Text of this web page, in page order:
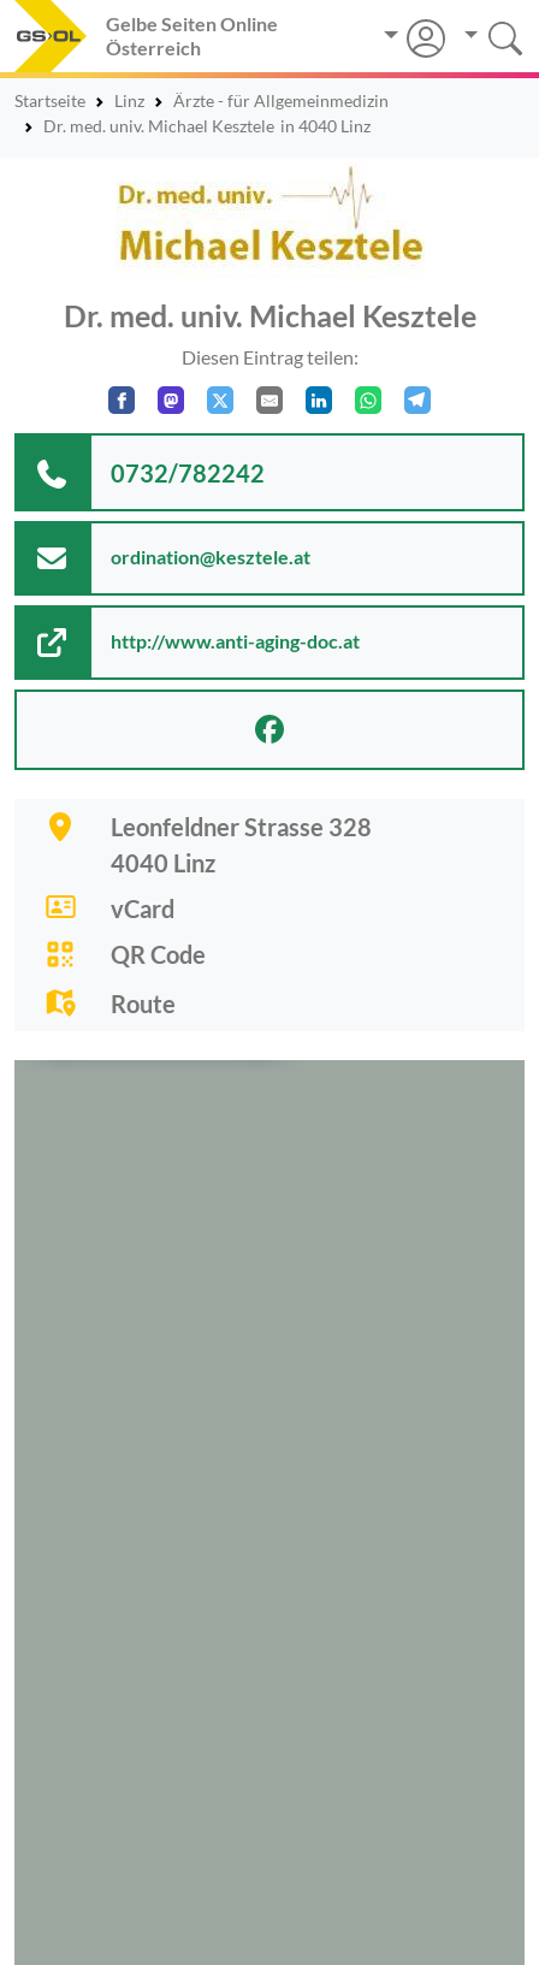
Gelbe Seiten Online
Österreich
Startseite Linz
Ärzte - für Allgemeinmedizin
Dr. med. univ. Michael Kesztele in 4040 Linz
Dr. med. univ. Michael Kesztele
Diesen Eintrag teilen:
Leonfeldner Strasse 328
4040 Linz
vCard
QR Code
Route
0732/782242
ordination@kesztele.at
http://www.anti-aging-doc.at